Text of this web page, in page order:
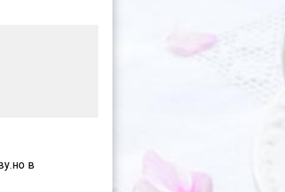
в